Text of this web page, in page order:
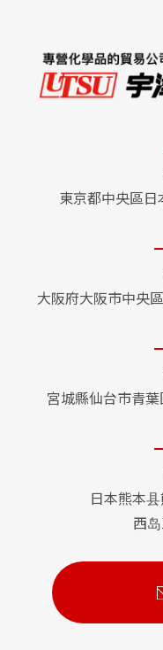
東京都中央區
大阪府大阪市中央
宮城縣仙台市青
日本熊本
西